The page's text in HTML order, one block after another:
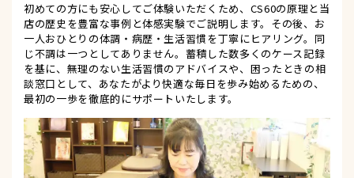
初めての方にも安心してご体験いただくため、CS60の原理と当
店の歴史を豊富な事例と体感実験でご説明します。その後、お
一人おひとりの体調・病歴・生活習慣を丁寧にヒアリング。同
じ不調は一つとしてありません。蓄積した数多くのケース記録
を基に、無理のない生活習慣のアドバイスや、困ったときの相
談窓口として、あなたがより快適な毎日を歩み始めるための、
最初の一歩を徹底的にサポートいたします。